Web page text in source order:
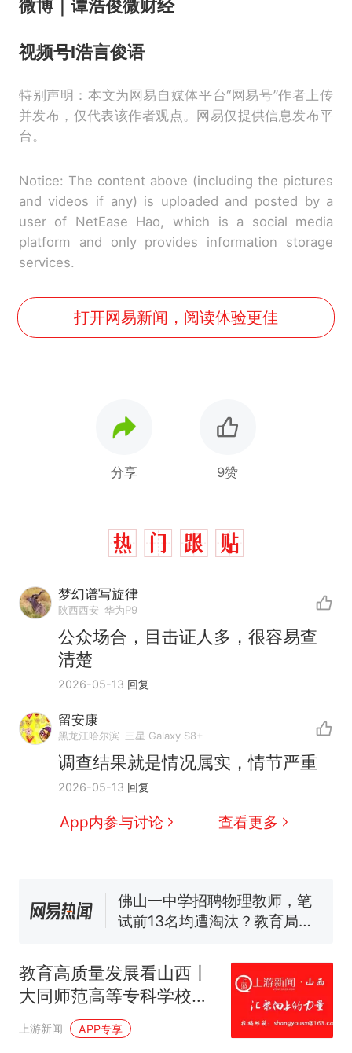
微博｜ 谭浩俊微财经
视频号I浩言俊语
特别声明：本文为网易自媒体平台“网易号”作者上传
并发布，仅代表该作者观点。网易仅提供信息发布平
台。
Notice: The content above (including the pictures
and videos if any) is uploaded and posted by a
user of NetEase Hao, which is a social media
platform and only provides information storage
services.
打开网易新闻，阅读体验更佳
分享 9赞
梦幻谱写旋律
陕西西安 华为P9
公众场合，目击证人多，很容易查
清楚
2026-05-13 回复
留安康
黑龙江哈尔滨 三星 Galaxy S8+
调查结果就是情况属实，情节严重
2026-05-13 回复
App内参与讨论 查看更多
热 那个在床头放菜刀的女孩，
因老师一句“跟我回家”改写了
人生
新
搬家报价570元，搬到楼下
交5060元才肯搬上楼！女子傻
眼了……
费大厨“全国小炒肉大王”称
佛山一中学招聘物理教师，笔
试前13名均遭淘汰？教育局：
核查
官方通报
热 那个在床头放菜刀的女孩，
因老师一句“跟我回家”改写了
人生
教育高质量发展看山西丨
大同师范高等专科学校教
师参加“2026年高等学校
创新创业教育名师大讲堂”
上游新闻 APP专享